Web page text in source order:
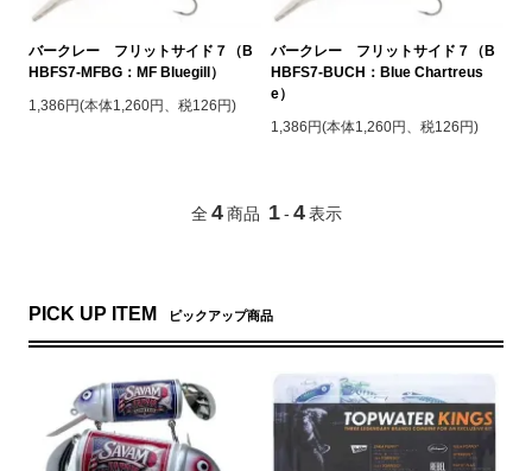
バークレー フリットサイド７（B
HBFS7-MFBG：MF Bluegill）
1,386円(本体1,260円、税126円)
バークレー フリットサイド７（B
HBFS7-BUCH：Blue Chartreus
e）
1,386円(本体1,260円、税126円)
全 4 商品 1 - 4 表示
PICK UP ITEM ピックアップ商品